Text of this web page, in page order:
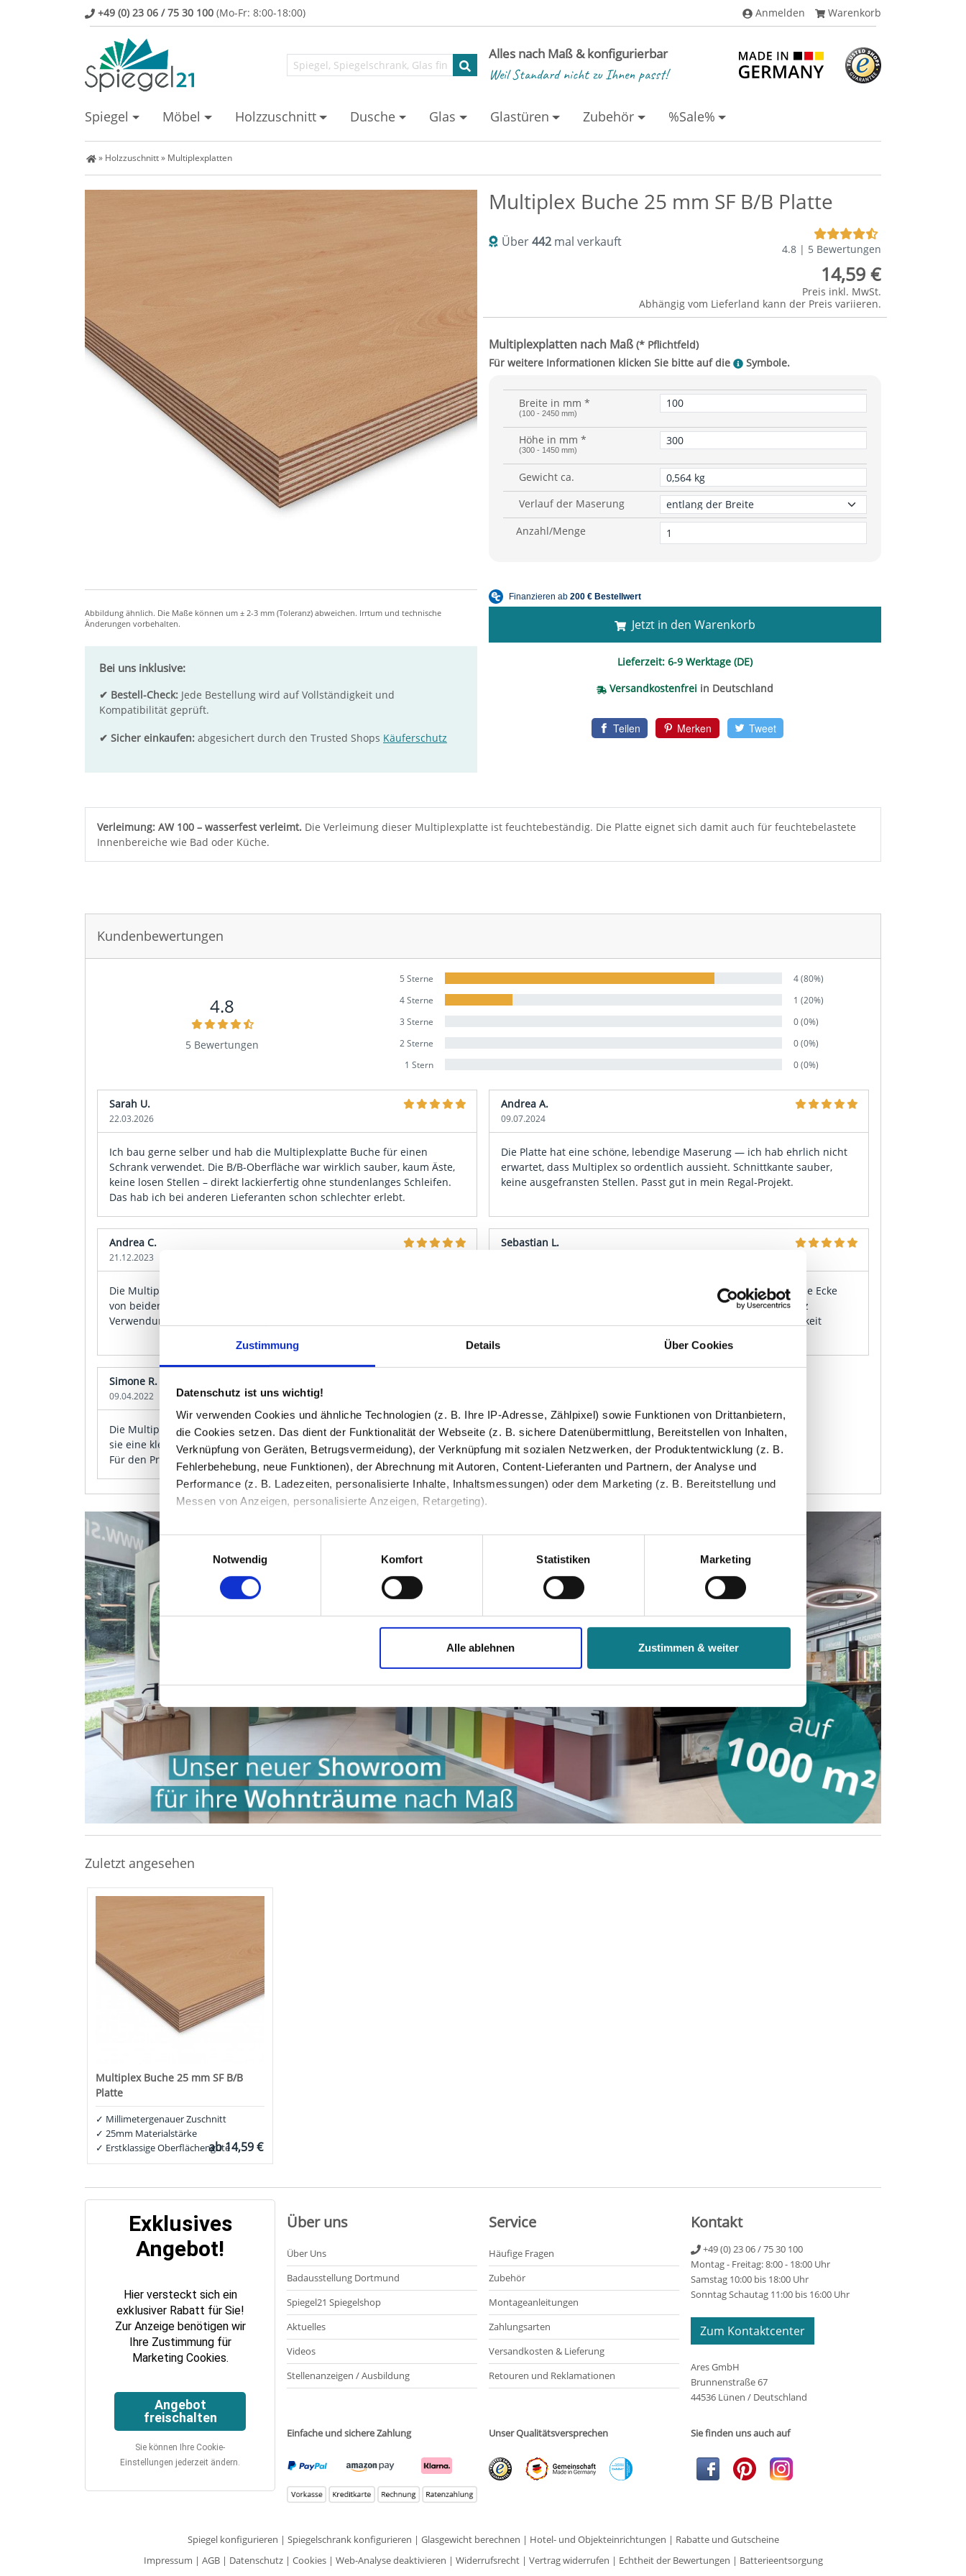
Zustimmung Details Über Cookies
Datenschutz ist uns wichtig!
Wir verwenden Cookies und ähnliche Technologien (z. B. Ihre IP-Adresse, Zählpixel) sowie Funktionen von Drittanbietern,
die Cookies setzen. Das dient der Funktionalität der Webseite (z. B. sichere Datenübermittlung, Bereitstellen von Inhalten,
Verknüpfung von Geräten, Betrugsvermeidung), der Verknüpfung mit sozialen Netzwerken, der Produktentwicklung (z. B.
Fehlerbehebung, neue Funktionen), der Abrechnung mit Autoren, Content-Lieferanten und Partnern, der Analyse und
Performance (z. B. Ladezeiten, personalisierte Inhalte, Inhaltsmessungen) oder dem Marketing (z. B. Bereitstellung und
Messen von Anzeigen, personalisierte Anzeigen, Retargeting).
Die Einzelheiten können Sie unter Datenschutz nachlesen. Über den Link "Cookies" am Seitenende können Sie mehr über
die eingesetzten Technologien und Partner erfahren und die von Ihnen gewünschten Einstellungen vornehmen.
Indem Sie auf den Button "Zustimmen" klicken, willigen Sie in die Verarbeitung Ihrer personenbezogenen Daten zu den
Impressum|Datenschutz
Einwilligungsauswahl
Notwendig
Komfort Statistiken Marketing
Alle ablehnen Zustimmen & weiter
+49 (0) 23 06 / 75 30 100 (Mo-Fr: 8:00-18:00) Anmelden Warenkorb
Alles nach Maß & konfigurierbar
Weil Standard nicht zu Ihnen passt!
Spiegel Möbel Holzzuschnitt Dusche Glas Glastüren Zubehör %Sale%
Spiegel Shop
» Holzzuschnitt» Multiplexplatten
Verleimung: AW 100 – wasserfest verleimt. Die Verleimung dieser Multiplexplatte ist feuchtebeständig. Die Platte eignet sich damit auch für feuchtebelastete
Innenbereiche wie Bad oder Küche.
Bei uns inklusive:
✔ Bestell-Check: Jede Bestellung wird auf Vollständigkeit und
Kompatibilität geprüft.
✔ Sicher einkaufen: abgesichert durch den Trusted Shops Käuferschutz
Multiplex Buche 25 mm SF B/B Platte
Über442 mal verkauft 4.8 | 5 Bewertungen
14,59 €
Preis inkl. MwSt.
Abhängig vom Lieferland kann der Preis variieren.
Breite in mm *
(100 - 2450 mm)
Höhe in mm *
(300 - 1450 mm)
Gewicht ca.
Verlauf der Maserung
Anzahl/Menge
Jetzt in den Warenkorb
Lieferzeit: 6-9 Werktage (DE)
Versandkostenfrei in Deutschland
Teilen Merken Tweet
Kundenbewertungen
4.8
5 Bewertungen
5 Sterne
4 (80%)
4 Sterne
1 (20%)
3 Sterne
0 (0%)
2 Sterne
0 (0%)
1 Stern
0 (0%)
Sarah U.
22.03.2026
Ich bau gerne selber und hab die Multiplexplatte Buche für einen
Schrank verwendet. Die B/B-Oberfläche war wirklich sauber, kaum Äste,
keine losen Stellen – direkt lackierfertig ohne stundenlanges Schleifen.
Das hab ich bei anderen Lieferanten schon schlechter erlebt.
Andrea A.
09.07.2024
Die Platte hat eine schöne, lebendige Maserung — ich hab ehrlich nicht
erwartet, dass Multiplex so ordentlich aussieht. Schnittkante sauber,
keine ausgefransten Stellen. Passt gut in mein Regal-Projekt.
Andrea C.
21.12.2023
Die Multiplex Buche 25 mm ist beidseitig nutzbar — ich hab die Platte
von beiden Seiten angefasst, keine Fehlstellen, kein hohler Kern. Für den
Verwendungszweck genau richtig.
Sebastian L.
Multiplex-Platte ist sauber und die Oberfläche gleichmäßig. Eine Ecke
hatte beim Auspacken einen minimalen Absplitter, den ich kurz
abgeschliffen hab — kaum der Rede wert, aber der Vollständigkeit
Simone R.
09.04.2022
Die Multiplexplatte ist grundsätzlich ordentlich, aber an einer Ecke hatte
sie eine kleine Delle im Furnier die erst beim Auspacken aufgefallen ist.
Für den Preis geht es noch, aber sowas sollte eigentlich nicht passieren.
Zuletzt angesehen
Multiplex Buche 25 mm SF B/B
Platte
✓ Millimetergenauer Zuschnitt
✓ 25mm Materialstärke
✓ Erstklassige Oberflächengüte
ab14,59 €
Exklusives
Angebot!
Hier versteckt sich ein
exklusiver Rabatt für Sie!
Zur Anzeige benötigen wir
Ihre Zustimmung für
Marketing Cookies.
Angebot
freischalten
Sie können Ihre Cookie-
Einstellungen jederzeit ändern.
Über uns
Über Uns
Badausstellung Dortmund
Spiegel21 Spiegelshop
Aktuelles
Videos
Stellenanzeigen / Ausbildung
Service
Häufige Fragen
Zubehör
Montageanleitungen
Zahlungsarten
Versandkosten & Lieferung
Retouren und Reklamationen
Kontakt
+49 (0) 23 06 / 75 30 100
Montag - Freitag: 8:00 - 18:00 Uhr
Samstag 10:00 bis 18:00 Uhr
Sonntag Schautag 11:00 bis 16:00 Uhr
Zum Kontaktcenter
Ares GmbH
Brunnenstraße 67
44536 Lünen / Deutschland
Einfache und sichere Zahlung Unser Qualitätsversprechen Sie finden uns auch auf
Spiegel konfigurieren | Spiegelschrank konfigurieren | Glasgewicht berechnen | Hotel- und Objekteinrichtungen | Rabatte und Gutscheine
Impressum | AGB| Datenschutz| Cookies| Web-Analyse deaktivieren | Widerrufsrecht| Vertrag widerrufen | Echtheit der Bewertungen | Batterieentsorgung